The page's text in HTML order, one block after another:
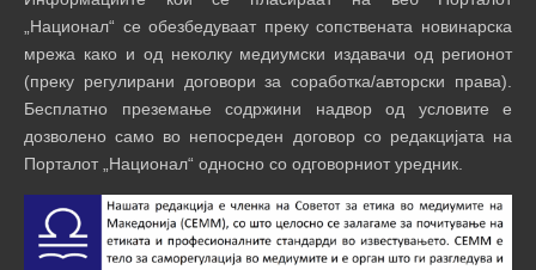
„Национал“ се обезбедуваат преку сопствената новинарска
мрежа како и од неколку медиумски издавачи од регионот
(преку регулирани договори за соработка/авторски права).
Бесплатно преземање содржини надвор од условите е
дозволено само во непосреден договор со редакцијата на
Порталот „Национал“ односно со одговорниот уредник.